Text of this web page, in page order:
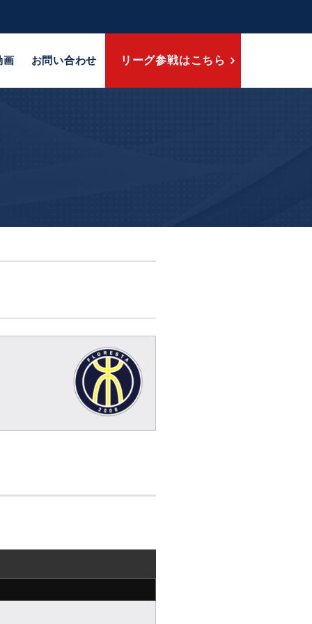
画 お問い合わせ リーグ参戦はこちら